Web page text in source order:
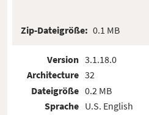
Zip-Dateigröße: 0.1 MB
Version
Architecture
Dateigröße
Sprache
3.1.18.0
32
0.2 MB
U.S. English